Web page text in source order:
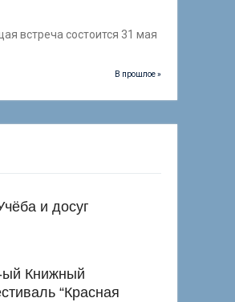
встреча состоится 31 мая
В прошлое »
и досуг
ый Книжный
“Красная